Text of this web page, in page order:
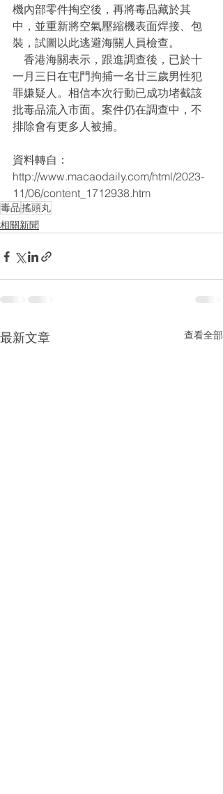
機內部零件掏空後，再將毒品藏於其
中，並重新將空氣壓縮機表面焊接、包
裝，試圖以此逃避海關人員檢查。
一月三日在屯門拘捕一名廿三歲男性犯
罪嫌疑人。相信本次行動已成功堵截該
批毒品流入市面。案件仍在調查中，不
排除會有更多人被捕。
資料轉自：
http://www.macaodaily.com/html/2023-
11/06/content_1712938.htm
毒品搖頭丸
相關新聞
最新文章 查看全部